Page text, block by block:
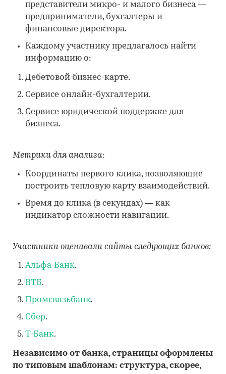
представители микро- и малого бизнеса —
предприниматели, бухгалтеры и
финансовые директора.
Каждому участнику предлагалось найти
информацию о:
Дебетовой бизнес-карте.
Сервисе онлайн-бухгалтерии.
Сервисе юридической поддержке для
бизнеса.
Метрики для анализа:
Координаты первого клика, позволяющие
построить тепловую карту взаимодействий.
Время до клика (в секундах) — как
индикатор сложности навигации.
Участники оценивали сайты следующих банков:
Альфа-Банк.
ВТБ.
Промсвязьбанк.
Сбер.
Т-Банк.
Независимо от банка, страницы оформлены
по типовым шаблонам: структура, скорее,